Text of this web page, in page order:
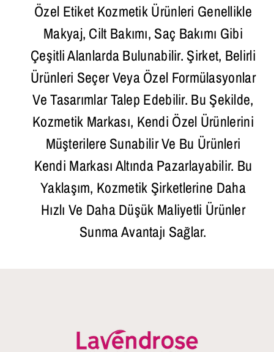
Özel Etiket Kozmetik Ürünleri Genellikle
Makyaj, Cilt Bakımı, Saç Bakımı Gibi
Çeşitli Alanlarda Bulunabilir. Şirket, Belirli
Ürünleri Seçer Veya Özel Formülasyonlar
Ve Tasarımlar Talep Edebilir. Bu Şekilde,
Kozmetik Markası, Kendi Özel Ürünlerini
Müşterilere Sunabilir Ve Bu Ürünleri
Kendi Markası Altında Pazarlayabilir. Bu
Yaklaşım, Kozmetik Şirketlerine Daha
Hızlı Ve Daha Düşük Maliyetli Ürünler
Sunma Avantajı Sağlar.